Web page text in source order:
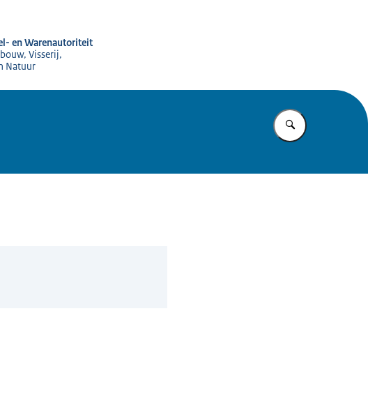
en Warenautoriteit
Visserij,
Natuur
Vul in wat u